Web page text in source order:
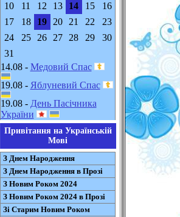
10
11 12 13 14 15
16
17
18 19 20 21 22
23
24
25 26 27 28 29
30
31
14.08 - Медовий Спас
19.08 - Яблуневий Спас
19.08 - День Пасічника
України
Привітання на Українській
Мові
З Днем Народження
З Днем Народження в Прозі
З Новим Роком 2024
З Новим Роком 2024 в Прозі
Зі Старим Новим Роком